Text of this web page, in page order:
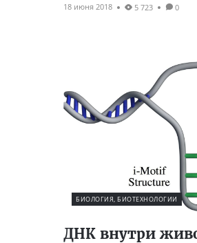
18 июня 2018 5 723 0
БИОЛОГИЯ, БИОТЕХНОЛОГИИ
ДНК внутри